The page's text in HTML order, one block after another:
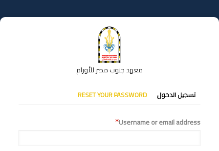
إلى
المحتوى
معهد جنوب مصر للأورام
التبويبات
الأساسية
تسجيل الدخول RESET YOUR PASSWORD
Username or email address